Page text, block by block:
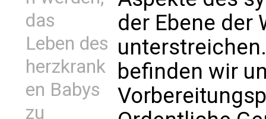
das
Leben des
herzkrank
en Babys
zu
der Ebene der
befinden wir